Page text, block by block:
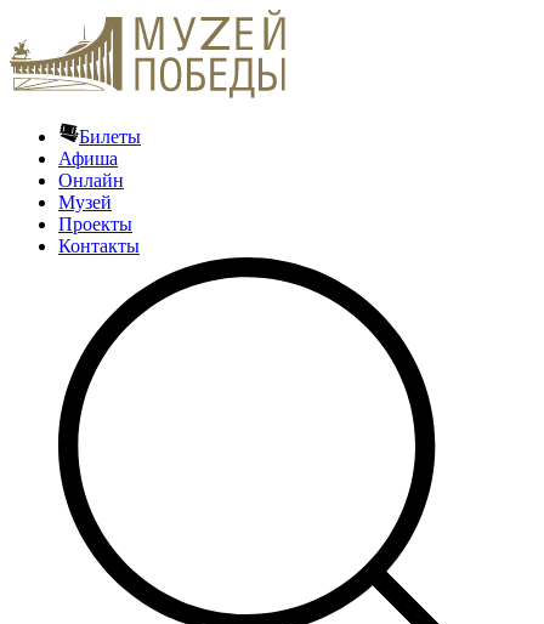
Билеты
Афиша
Онлайн
Музей
Проекты
Контакты